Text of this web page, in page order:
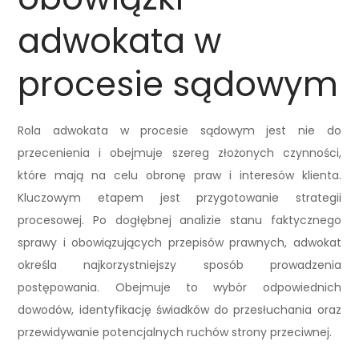
adwokata w
procesie sądowym
Rola adwokata w procesie sądowym jest nie do
przecenienia i obejmuje szereg złożonych czynności,
które mają na celu obronę praw i interesów klienta.
Kluczowym etapem jest przygotowanie strategii
procesowej. Po dogłębnej analizie stanu faktycznego
sprawy i obowiązujących przepisów prawnych, adwokat
określa najkorzystniejszy sposób prowadzenia
postępowania. Obejmuje to wybór odpowiednich
dowodów, identyfikację świadków do przesłuchania oraz
przewidywanie potencjalnych ruchów strony przeciwnej.